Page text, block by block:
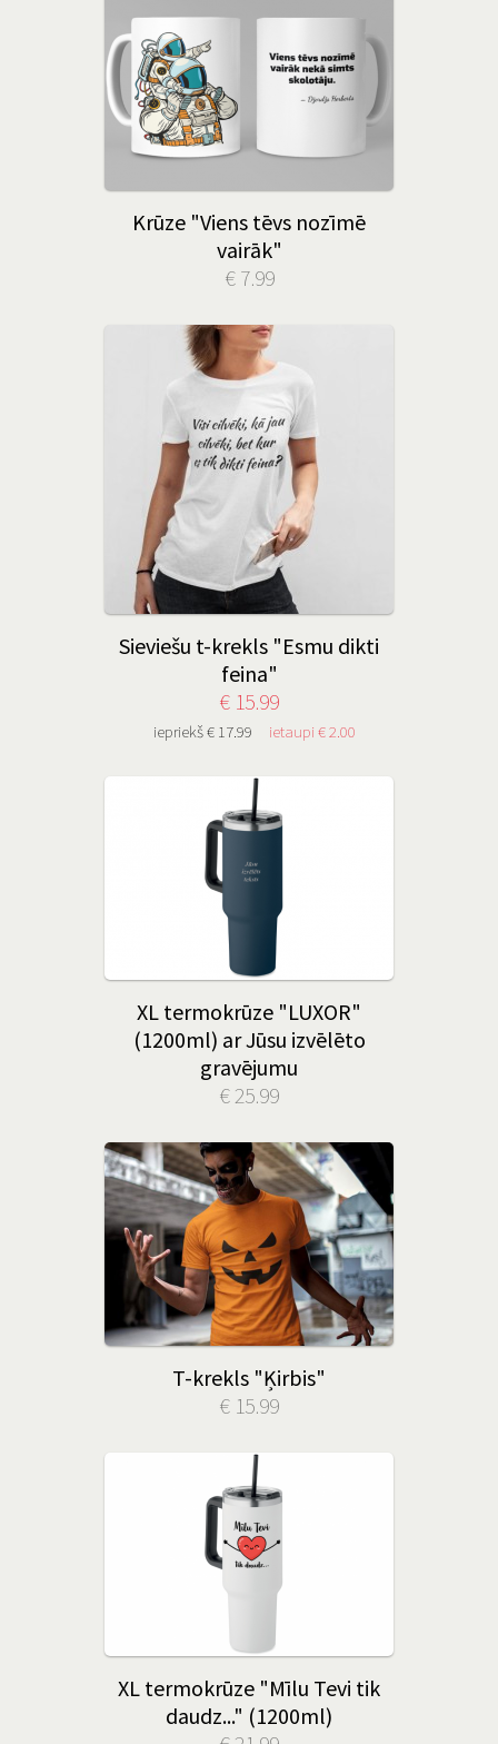
Krūze "Viens tēvs nozīmē
vairāk"
€ 7.99
Sieviešu t-krekls "Esmu dikti
feina"
€ 15.99
iepriekš € 17.99 ietaupi € 2.00
XL termokrūze "LUXOR"
(1200ml) ar Jūsu izvēlēto
gravējumu
€ 25.99
T-krekls "Ķirbis"
€ 15.99
XL termokrūze "Mīlu Tevi tik
daudz..." (1200ml)